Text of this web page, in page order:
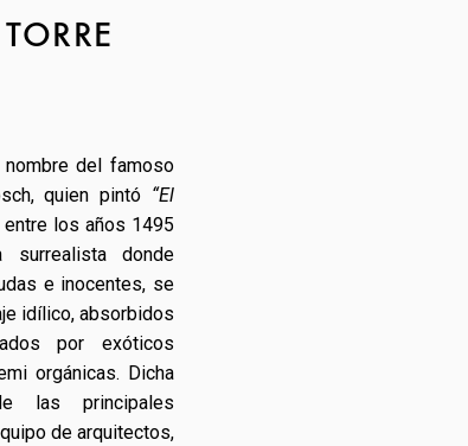
del famoso
quien pintó “El
los años 1495
surrealista donde
e inocentes, se
idílico, absorbidos
por exóticos
orgánicas. Dicha
las principales
de arquitectos,